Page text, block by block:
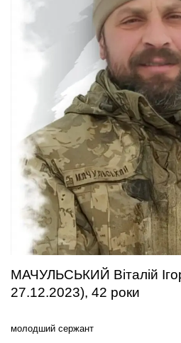
МАЧУЛЬСЬКИЙ Віталій
27.12.2023), 42 роки
молодший сержант